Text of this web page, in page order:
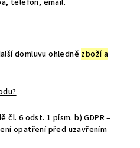
telefon, email.
domluvu ohledně zboží a
čl. 6 odst. 1 písm. b) GDPR –
opatření před uzavřením